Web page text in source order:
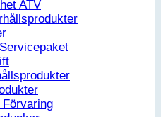
ATV
Förvaring